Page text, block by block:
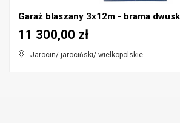
Jarocin/ jarociński/ wielkopolskie
11 300,00 zł